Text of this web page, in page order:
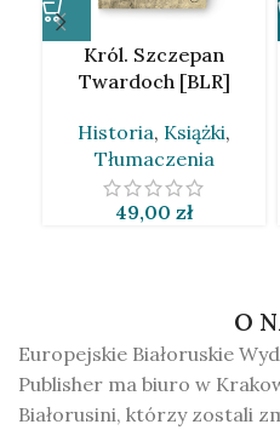
Król. Szczepan
Twardoch [BLR]
Historia, Książki,
Tłumaczenia
49,00 zł
O
Europejskie Białoruskie
Publisher ma biuro w
Białorusini, którzy zostali